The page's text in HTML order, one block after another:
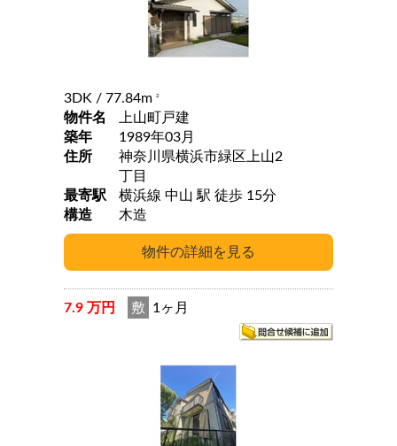
3DK / 77.84m 2
物件名
上山町戸建
築年
1989年03月
住所
神奈川県横浜市緑区上山2
丁目
最寄駅
横浜線 中山 駅 徒歩 15分
構造
木造
7.9 万円 敷 1ヶ月